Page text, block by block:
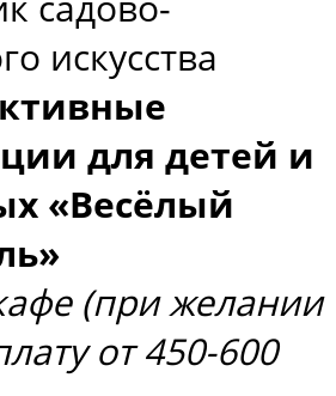
искусства
для детей и
«Весёлый
(при желании
от 450-600